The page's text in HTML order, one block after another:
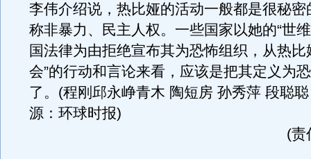
李伟介绍说，热比娅的活动一般都是很秘密
称非暴力、民主人权。一些国家以她的“世
国法律为由拒绝宣布其为恐怖组织，从热比
会”的行动和言论来看，应该是把其定义为
了。(程刚邱永峥青木 陶短房 孙秀萍 段聪
源：环球时报)
(责